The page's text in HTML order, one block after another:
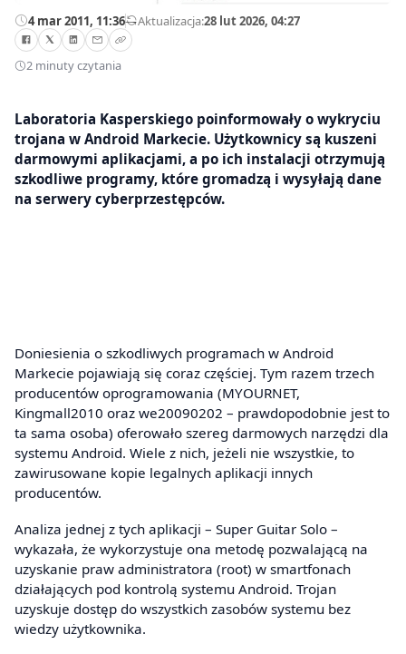
4 mar 2011, 11:36—Aktualizacja:28 lut 2026, 04:27
2 minuty czytania
Laboratoria Kasperskiego poinformowały o wykryciu
trojana w Android Markecie. Użytkownicy są kuszeni
darmowymi aplikacjami, a po ich instalacji otrzymują
szkodliwe programy, które gromadzą i wysyłają dane
na serwery cyberprzestępców.
Doniesienia o szkodliwych programach w Android
Markecie pojawiają się coraz częściej. Tym razem trzech
producentów oprogramowania (MYOURNET,
Kingmall2010 oraz we20090202 – prawdopodobnie jest to
ta sama osoba) oferowało szereg darmowych narzędzi dla
systemu Android. Wiele z nich, jeżeli nie wszystkie, to
zawirusowane kopie legalnych aplikacji innych
producentów.
Analiza jednej z tych aplikacji – Super Guitar Solo –
wykazała, że wykorzystuje ona metodę pozwalającą na
uzyskanie praw administratora (root) w smartfonach
działających pod kontrolą systemu Android. Trojan
uzyskuje dostęp do wszystkich zasobów systemu bez
wiedzy użytkownika.